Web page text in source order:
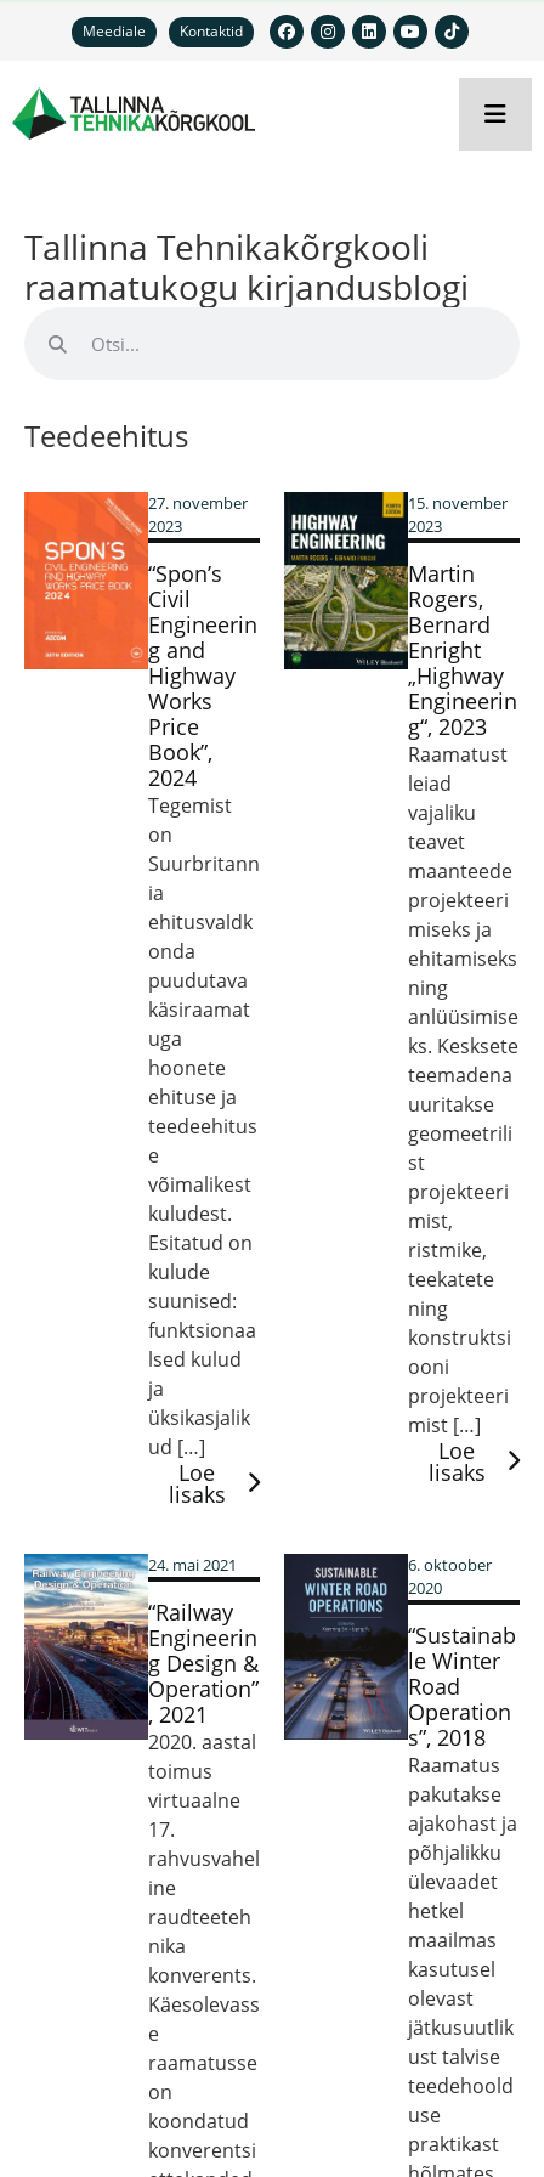
Meediale Kontaktid
Tallinna Tehnikakõrgkooli
raamatukogu kirjandusblogi
Teedeehitus
27. november
2023
“Spon’s
Civil
Engineerin
g and
Highway
Works
Price
Book”,
2024
Tegemist
on
Suurbritann
ia
ehitusvaldk
onda
puudutava
käsiraamat
uga
hoonete
ehituse ja
teedeehitus
e
võimalikest
kuludest.
Esitatud on
kulude
suunised:
funktsionaa
lsed kulud
ja
üksikasjalik
ud […]
Loe
lisaks
15. november
2023
Martin
Rogers,
Bernard
Enright
„Highway
Engineerin
g“, 2023
Raamatust
leiad
vajaliku
teavet
maanteede
projekteeri
miseks ja
ehitamiseks
ning
anlüüsimise
ks. Kesksete
teemadena
uuritakse
geomeetrili
st
projekteeri
mist,
ristmike,
teekatete
ning
konstruktsi
ooni
projekteeri
mist […]
Loe
lisaks
24. mai 2021
“Railway
Engineerin
g Design &
Operation”
, 2021
2020. aastal
toimus
virtuaalne
17.
rahvusvahel
ine
raudteeteh
nika
konverents.
Käesolevass
e
raamatusse
on
koondatud
konverentsi
6. oktoober
2020
“Sustainab
le Winter
Road
Operation
s”, 2018
Raamatus
pakutakse
ajakohast ja
põhjalikku
ülevaadet
hetkel
maailmas
kasutusel
olevast
jätkusuutlik
ust talvise
teedehoold
use
praktikast